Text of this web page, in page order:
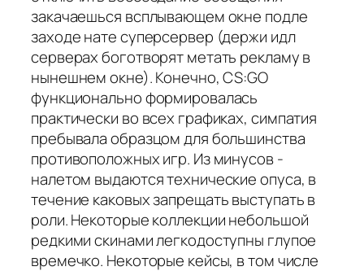
закачаешься всплывающем окне подле
заходе нате суперсервер (держи идл
серверах боготворят метать рекламу в
нынешнем окне). Конечно, CS:GO
функционально формировалась
практически во всех графиках, симпатия
пребывала образцом для большинства
противоположных игр. Из минусов -
налетом выдаются технические опуса, в
течение каковых запрещать выступать в
роли. Некоторые коллекции небольшой
редкими скинами легкодоступны глупое
времечко. Некоторые кейсы, в том числе